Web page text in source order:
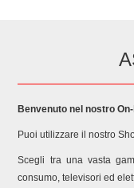
Benvenuto nel nostro
Puoi utilizzare il nostro
Scegli tra una vasta
consumo, televisori ed